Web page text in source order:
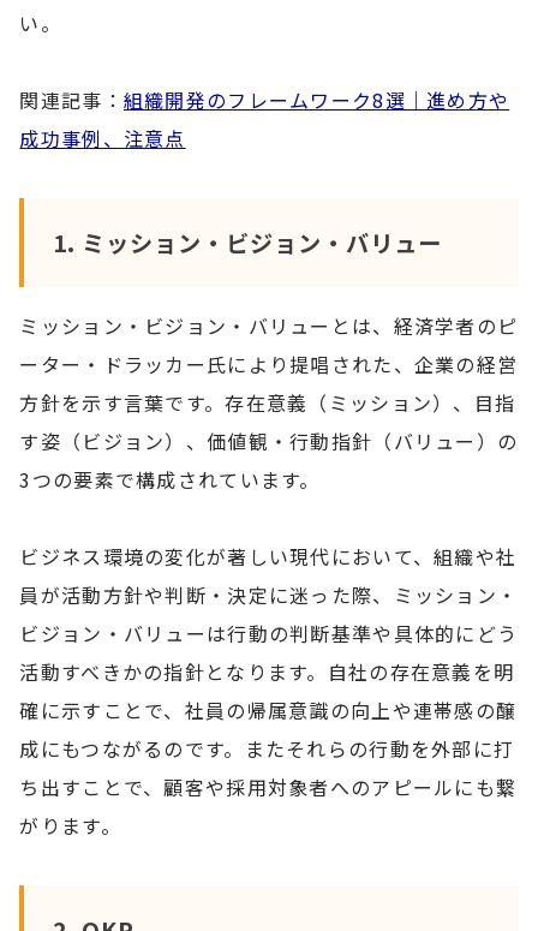
い。
関連記事： 組織開発のフレームワーク8選｜進め方や
成功事例、注意点
1. ミッション・ビジョン・バリュー
ミッション・ビジョン・バリューとは、経済学者のピ
ーター・ドラッカー氏により提唱された、企業の経営
方針を示す言葉です。存在意義（ミッション）、目指
す姿（ビジョン）、価値観・行動指針（バリュー）の
3つの要素で構成されています。
ビジネス環境の変化が著しい現代において、組織や社
員が活動方針や判断・決定に迷った際、ミッション・
ビジョン・バリューは行動の判断基準や具体的にどう
活動すべきかの指針となります。自社の存在意義を明
確に示すことで、社員の帰属意識の向上や連帯感の醸
成にもつながるのです。またそれらの行動を外部に打
ち出すことで、顧客や採用対象者へのアピールにも繋
がります。